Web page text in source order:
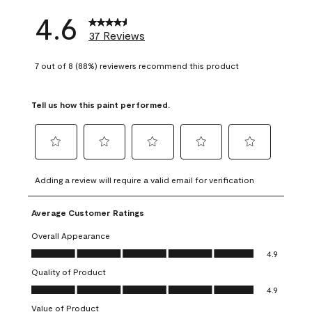
4.6 37 Reviews
7 out of 8 (88%) reviewers recommend this product
Tell us how this paint performed.
to
rate
the
item
with
1
This
action
will
to
rate
the
with
2
This
action
will
to
rate
the
item
3
action
to
rate
4
action
to
rate
5
action
Adding a review will require a valid email for verification
Average Customer Ratings
Overall Appearance
Overall Appearance, 4.9 out of 5
4.9
Quality of Product
Quality of Product, 4.9 out of 5
4.9
Value of Product